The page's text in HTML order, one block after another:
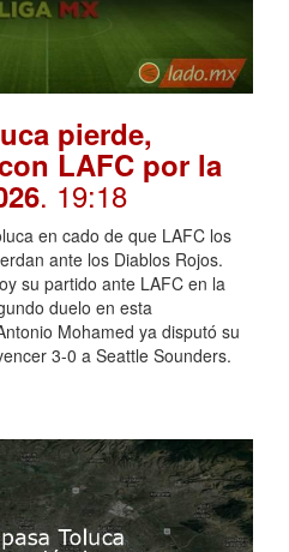
pierde,
LAFC por la
. 19:18
en cado de que LAFC los
ante los Diablos Rojos.
su partido ante LAFC en la
duelo en esta
Mohamed ya disputó su
3-0 a Seattle Sounders.